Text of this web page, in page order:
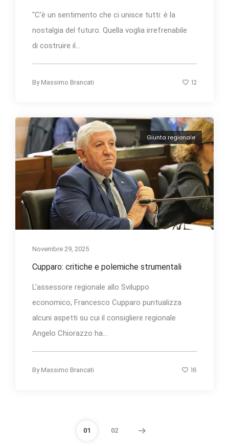
"C’è un sentimento che ci unisce tutti: è la
nostalgia del futuro. Quella voglia irrefrenabile
di costruire il...
By Massimo Brancati 12
Giunta regionale
Novembre 29, 2025
Cupparo: critiche e polemiche strumentali
L'assessore regionale allo Sviluppo
economico, Francesco Cupparo puntualizza
alcuni aspetti su cui il consigliere regionale
Angelo Chiorazzo ha...
By Massimo Brancati 16
01 02